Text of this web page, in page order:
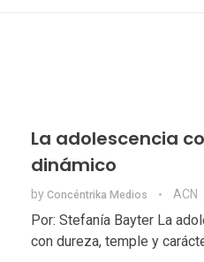
La adolescencia
dinámico
by Concéntrika Medios ACN
Por: Stefanía Bayter La
con dureza, temple y